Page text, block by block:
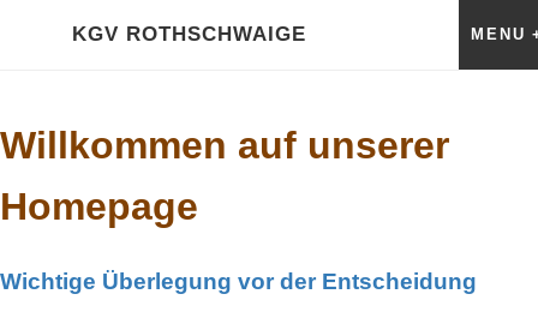
KGV ROTHSCHWAIGE MENU
Kalender
GALERIE
Willkommen auf unserer
Homepage
Wichtige Überlegung vor der Entscheidung